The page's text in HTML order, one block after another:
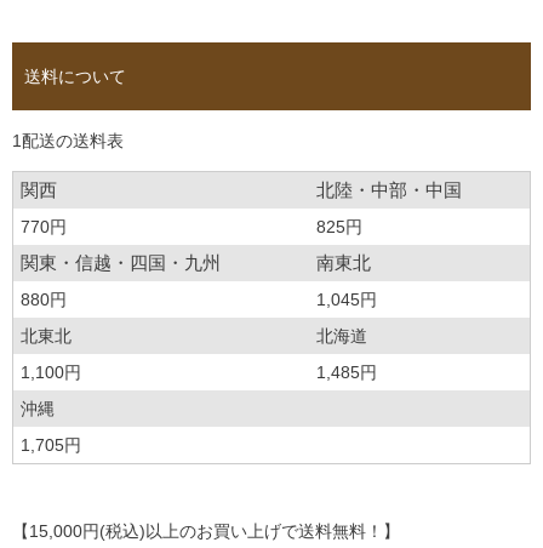
送料について
1配送の送料表
関西 北陸・中部・中国
770円 825円
関東・信越・四国・九州 南東北
880円
1,045円
北東北
北海道
1,100円
1,485円
沖縄
1,705円
【15,000円(税込)以上のお買い上げで送料無料！】